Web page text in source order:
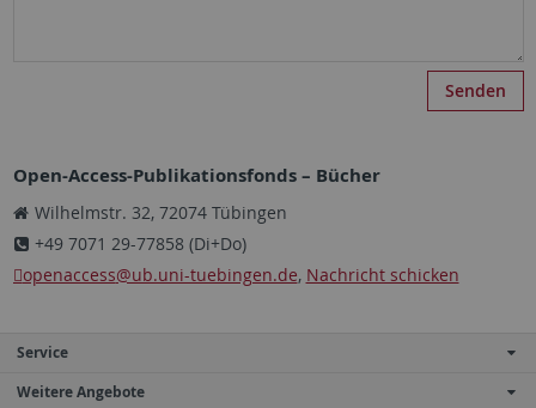
Open-Access-Publikationsfonds – Bücher
Wilhelmstr. 32, 72074 Tübingen
+49 7071 29-77858 (Di+Do)
openaccess@ub.uni-tuebingen.de, Nachricht schicken
Service
Weitere Angebote